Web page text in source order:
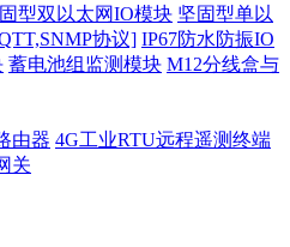
型双以太网IO模块 坚固型单以
协议] IP67防水防振IO
蓄电池组监测模块 M12分线盒与
由器 4G工业RTU远程遥测终端
关